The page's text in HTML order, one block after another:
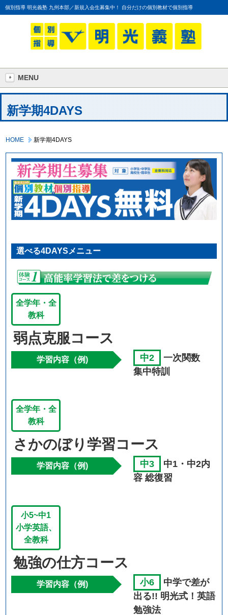
個別指導 明光義塾 九州本部／新規入会生募集中！ 自分だけの個別教材で個別指導
MENU
新学期4DAYS
HOME 新学期4DAYS
選べる4DAYSメニュー
全学年・全
教科
弱点克服コース
学習内容（例) 中2
一次関数
集中特訓
全学年・全
教科
さかのぼり学習コース
学習内容（例) 中3
中1・中2内
容 総復習
小5~中1
小学英語、
全教科
勉強の仕方コース
学習内容（例) 小6
中学で差が
出る!! 明光式！英語
勉強法